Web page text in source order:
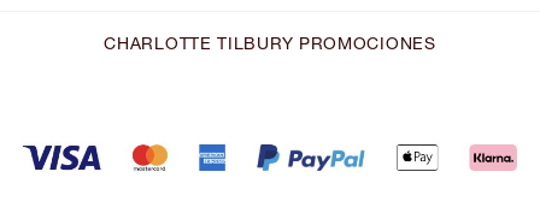
CHARLOTTE TILBURY PROMOCIONES